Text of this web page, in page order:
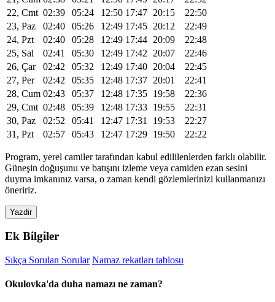
22, Cmt 02:39 05:24 12:50 17:47 20:15
22:50
23, Paz
02:40 05:26 12:49 17:45 20:12
22:49
24, Pzt
02:40 05:28 12:49 17:44 20:09
22:48
25, Sal
02:41 05:30 12:49 17:42 20:07
22:46
26, Çar
02:42 05:32 12:49 17:40 20:04
22:45
27, Per
02:42 05:35 12:48 17:37 20:01
22:41
28, Cum 02:43 05:37 12:48 17:35 19:58
22:36
29, Cmt 02:48 05:39 12:48 17:33 19:55
22:31
30, Paz
02:52 05:41 12:47 17:31 19:53
22:27
31, Pzt
02:57 05:43 12:47 17:29 19:50 22:22
Program, yerel camiler tarafından kabul edililenlerden farklı olabilir.
Güneşin doğuşunu ve batışını izleme veya camiden ezan sesini
duyma imkanınız varsa, o zaman kendi gözlemlerinizi kullanmanızı
öneririz.
Yazdir
Ek Bilgiler
Sıkça Sorulan Sorular Namaz rekatları tablosu
Okulovka'da duha namazı ne zaman?